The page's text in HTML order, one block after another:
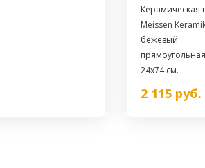
Керамическая
Meissen
бежевый
прямоугольная
24x74 см.
2 115руб.